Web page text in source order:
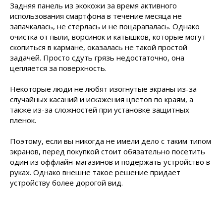
Задняя панель из экокожи за время активного
использования смартфона в течение месяца не
запачкалась, не стерлась и не поцарапалась. Однако
очистка от пыли, ворсинок и катышков, которые могут
скопиться в кармане, оказалась не такой простой
задачей. Просто сдуть грязь недостаточно, она
цепляется за поверхность.
Некоторые люди не любят изогнутые экраны из-за
случайных касаний и искажения цветов по краям, а
также из-за сложностей при установке защитных
пленок.
Поэтому, если вы никогда не имели дело с таким типом
экранов, перед покупкой стоит обязательно посетить
один из оффлайн-магазинов и подержать устройство в
руках. Однако внешне такое решение придает
устройству более дорогой вид.